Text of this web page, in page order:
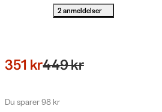
2 anmeldelser
351 kr449 kr
Du sparer 98 kr